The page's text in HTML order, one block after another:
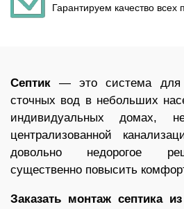
Гарантируем качество
Септик — это система для
сточных вод в небольших
индивидуальных домах,
централизованной
довольно недорогое
существенно повысить
Заказать монтаж септика